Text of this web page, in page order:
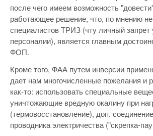
после чего имеем возможность
работающее решение, что, по мнению
специалистов ТРИЗ (чту личный запрет
персоналии), является главным
ФОП.
Кроме того, ФАА путем инверсии
дает нам многочисленные пожелания и
как-то: использовать специальные
уничтожающие вредную окалину при
(термовосстановление), доп.
проводника электричества ("скрепка-